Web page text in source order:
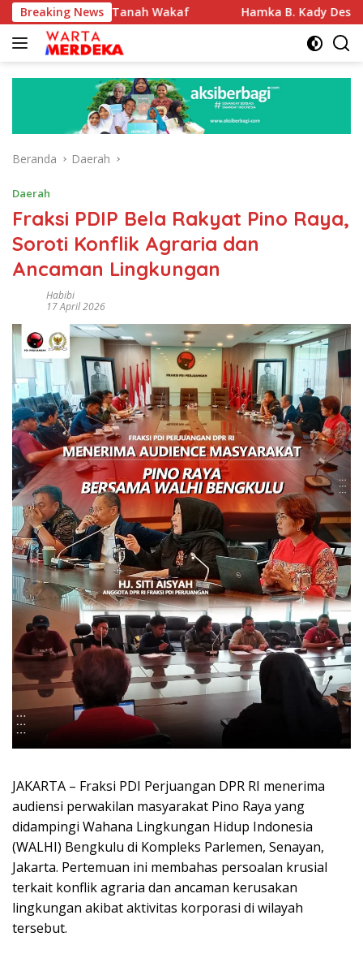
Langsung
ke
konten
Breaking News
Tanah Wakaf Hamka B. Kady Desak Evaluasi
Beranda Daerah
Daerah
Fraksi PDIP Bela Rakyat Pino Raya,
Soroti Konflik Agraria dan
Ancaman Lingkungan
Habibi
17 April 2026
JAKARTA – Fraksi PDI Perjuangan DPR RI menerima
audiensi perwakilan masyarakat Pino Raya yang
didampingi Wahana Lingkungan Hidup Indonesia
(WALHI) Bengkulu di Kompleks Parlemen, Senayan,
Jakarta. Pertemuan ini membahas persoalan krusial
terkait konflik agraria dan ancaman kerusakan
lingkungan akibat aktivitas korporasi di wilayah
tersebut.